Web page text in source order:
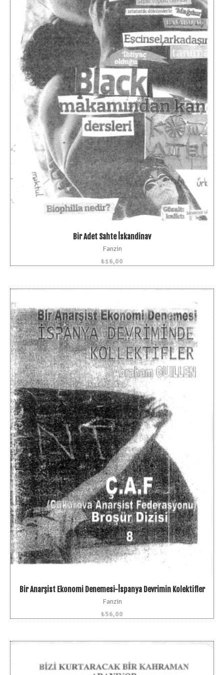
Bir Adet Sahte İskandinav
Fanzin
₺16,00
Bir Anarşist Ekonomi Denemesi-İspanya Devrimin Kolektifler
Fanzin
₺56,00